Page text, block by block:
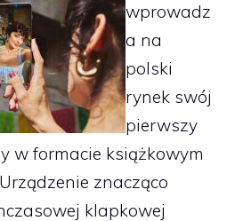
wprowadz
a na
polski
rynek swój
pierwszy
w formacie książkowym
znacząco
klapkowej